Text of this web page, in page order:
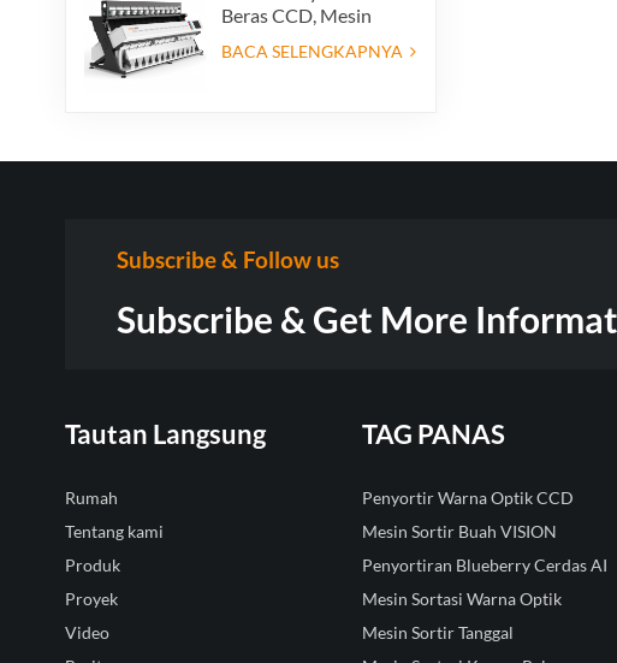
Beras CCD, Mesin
Otomatis, Mesin
BACA SELENGKAPNYA
Subscribe & Follow us
Subscribe & Get More
Tautan Langsung
Rumah
Tentang kami
Produk
Proyek
Video
TAG PANAS
Penyortir Warna Optik CCD
Mesin Sortir Buah VISION
Penyortiran Blueberry Cerdas AI
Mesin Sortasi Warna Optik
Mesin Sortir Tanggal